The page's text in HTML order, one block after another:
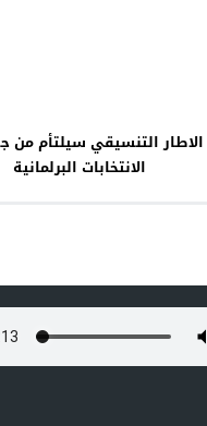
التنسيقي سيلتأم من
الانتخابات البرلمانية